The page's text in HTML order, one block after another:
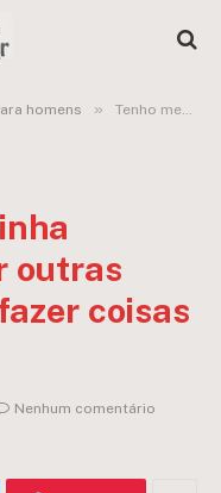
homens » Tenho medo de minha namorada desejar outras pessoas e querer fazer coisas ousadas demais!
outras
coisas
Nenhum comentário